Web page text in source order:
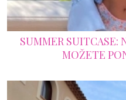
SUMMER SUITCASE:
MOŽETE